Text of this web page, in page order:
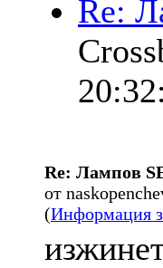
Re:
Re: Лампов
от
(Информация